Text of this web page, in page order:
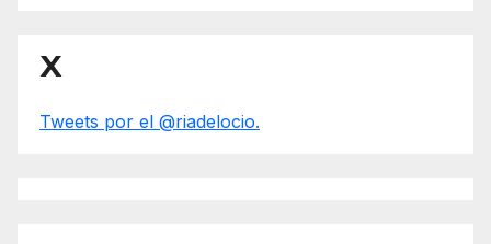
X
Tweets por el @riadelocio.